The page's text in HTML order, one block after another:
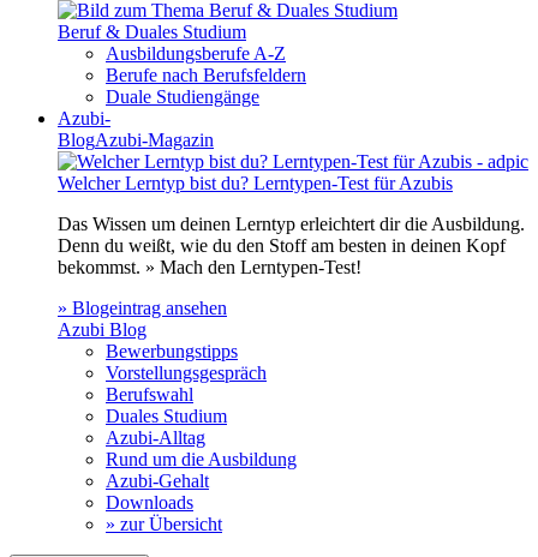
Beruf & Duales Studium
Ausbildungsberufe A-Z
Berufe nach Berufsfeldern
Duale Studiengänge
Azubi-
BlogAzubi-Magazin
Welcher Lerntyp bist du? Lerntypen-Test für Azubis
Das Wissen um deinen Lerntyp erleichtert dir die Ausbildung.
Denn du weißt, wie du den Stoff am besten in deinen Kopf
bekommst. » Mach den Lerntypen-Test!
» Blogeintrag ansehen
Azubi Blog
Bewerbungstipps
Vorstellungsgespräch
Berufswahl
Duales Studium
Azubi-Alltag
Rund um die Ausbildung
Azubi-Gehalt
Downloads
» zur Übersicht